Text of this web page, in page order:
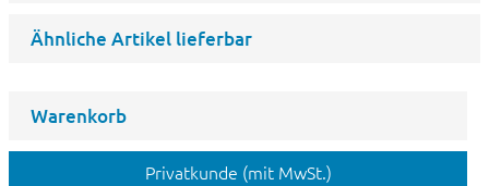
Ähnliche Artikel lieferbar
Warenkorb
Privatkunde (mit MwSt.)